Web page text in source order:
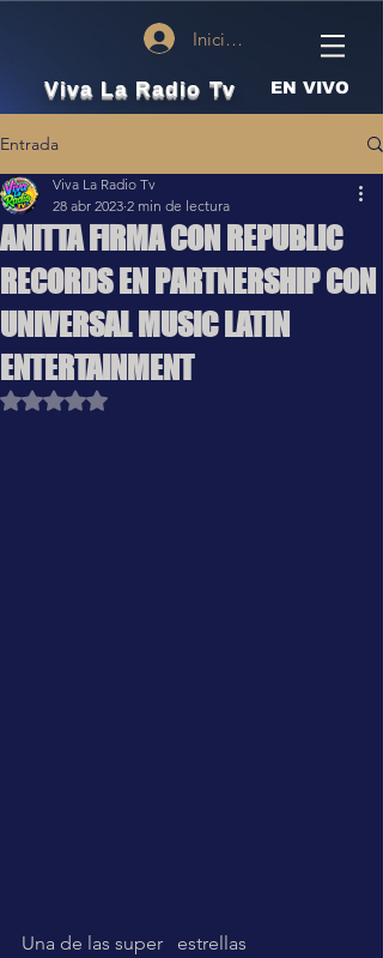
Iniciar sesión
Viva La Radio Tv EN VIVO
Entrada
ANITTA FIRMA CON REPUBLIC
RECORDS EN PARTNERSHIP CON
UNIVERSAL MUSIC LATIN
ENTERTAINMENT
Viva La Radio Tv
28 abr 2023 2 min de lectura
Obtuvo NaN de 5 estrellas.
Una de las super   estrellas